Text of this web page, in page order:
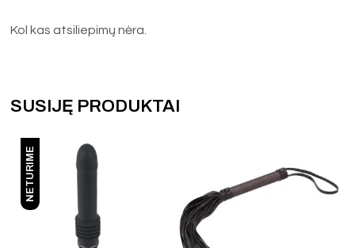
Kol kas atsiliepimų nėra.
SUSIJĘ PRODUKTAI
NETURIME